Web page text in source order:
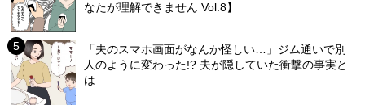
なたが理解できません Vol.8】
「夫のスマホ画面がなんか怪しい…」ジム通いで別
人のように変わった!? 夫が隠していた衝撃の事実と
は